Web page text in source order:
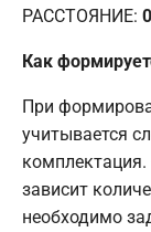
РАССТОЯНИЕ: 0
Как
При
учитывается
зависит
необходимо